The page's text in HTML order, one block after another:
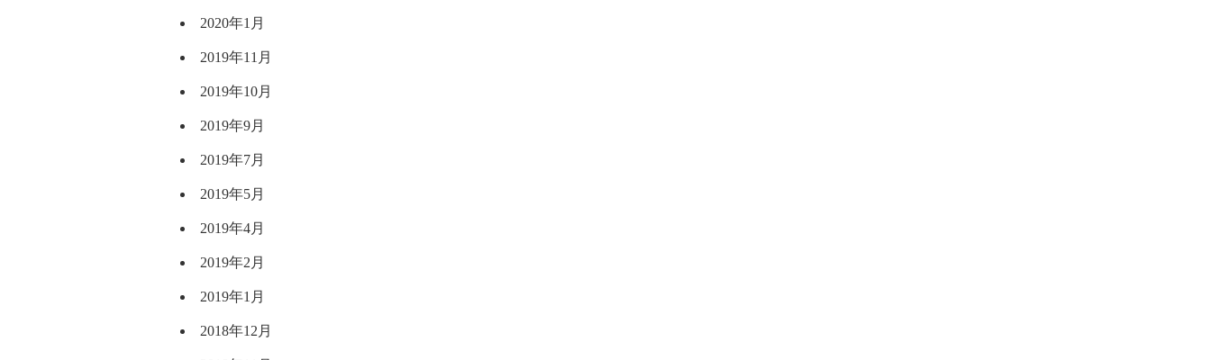
2020年1月
2019年11月
2019年10月
2019年9月
2019年7月
2019年5月
2019年4月
2019年2月
2019年1月
2018年12月